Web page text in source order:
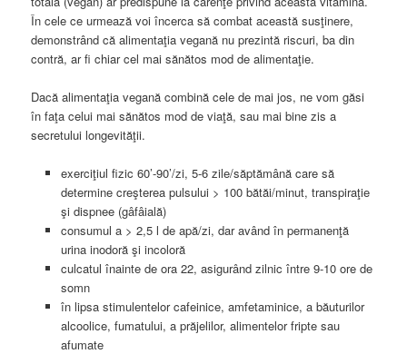
În cele ce urmează voi încerca să combat această susţinere,
demonstrând că alimentaţia vegană nu prezintă riscuri, ba din
contră, ar fi chiar cel mai sănătos mod de alimentaţie.
Dacă alimentaţia vegană combină cele de mai jos, ne vom găsi
în faţa celui mai sănătos mod de viaţă, sau mai bine zis a
secretului longevităţii.
exerciţiul fizic 60’-90’/zi, 5-6 zile/săptămână care să
determine creşterea pulsului > 100 bătăi/minut, transpiraţie
şi dispnee (gâfâială)
consumul a > 2,5 l de apă/zi, dar având în permanenţă
urina inodoră şi incoloră
culcatul înainte de ora 22, asigurând zilnic între 9-10 ore de
somn
în lipsa stimulentelor cafeinice, amfetaminice, a băuturilor
alcoolice, fumatului, a prăjelilor, alimentelor fripte sau
afumate